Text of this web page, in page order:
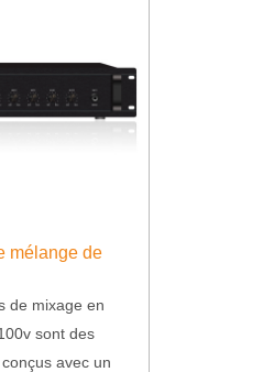
mélange de
de mixage en
sont des
avec un